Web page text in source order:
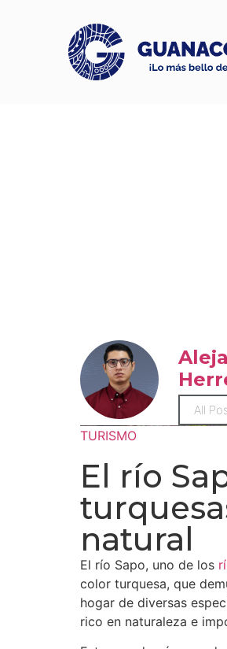
All
TURISMO
El río
natural
El río Sapo, uno de los
color turquesa, que
hogar de diversas
rico en naturaleza e